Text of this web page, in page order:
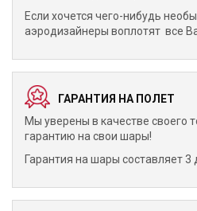
Если хочется чего-нибудь
аэродизайнеры воплотят все
ГАРАНТИЯ НА ПОЛЕТ
Мы уверены в качестве своего
гарантию на свои шары!
Гарантия на шары составляет 3